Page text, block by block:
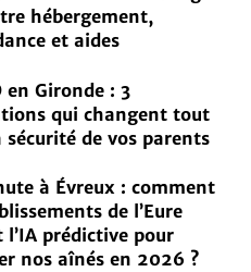
hébergement,
et aides
en Gironde : 3
qui changent tout
sécurité de vos parents
à Évreux : comment
de l’Eure
l’IA prédictive pour
nos aînés en 2026 ?